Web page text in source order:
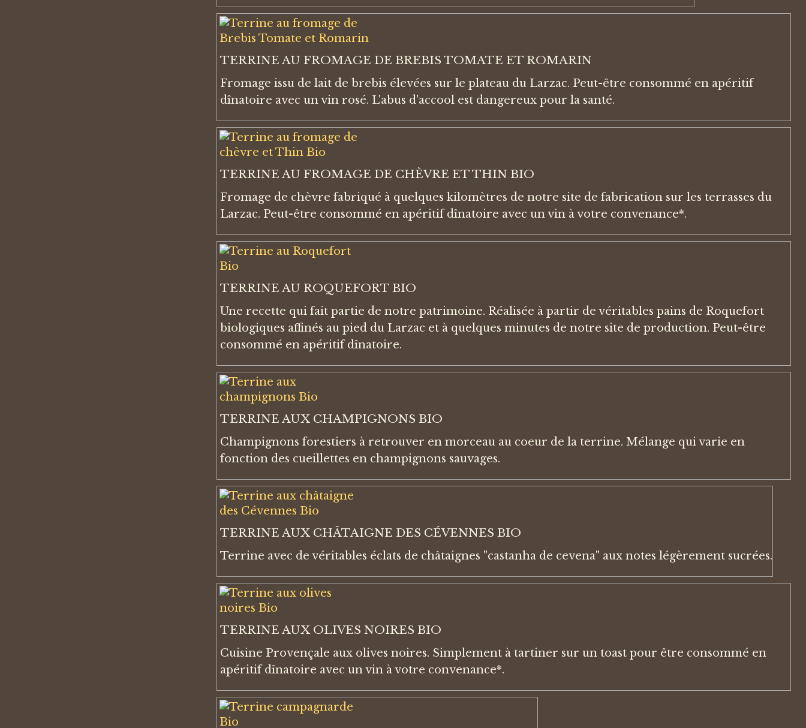
TERRINE AU FROMAGE DE BREBIS TOMATE ET ROMARIN
Fromage issu de lait de brebis élevées sur le plateau du Larzac. Peut-être consommé en apéritif
dînatoire avec un vin rosé. L'abus d'accool est dangereux pour la santé.
TERRINE AU FROMAGE DE CHÈVRE ET THIN BIO
Fromage de chèvre fabriqué à quelques kilomètres de notre site de fabrication sur les terrasses du
Larzac. Peut-être consommé en apéritif dînatoire avec un vin à votre convenance*.
TERRINE AU ROQUEFORT BIO
Une recette qui fait partie de notre patrimoine. Réalisée à partir de véritables pains de Roquefort
biologiques affinés au pied du Larzac et à quelques minutes de notre site de production. Peut-être
consommé en apéritif dînatoire.
TERRINE AUX CHAMPIGNONS BIO
Champignons forestiers à retrouver en morceau au coeur de la terrine. Mélange qui varie en
fonction des cueillettes en champignons sauvages.
TERRINE AUX CHÂTAIGNE DES CÉVENNES BIO
Terrine avec de véritables éclats de châtaignes "castanha de cevena" aux notes légèrement sucrées.
TERRINE AUX OLIVES NOIRES BIO
Cuisine Provençale aux olives noires. Simplement à tartiner sur un toast pour être consommé en
apéritif dînatoire avec un vin à votre convenance*.